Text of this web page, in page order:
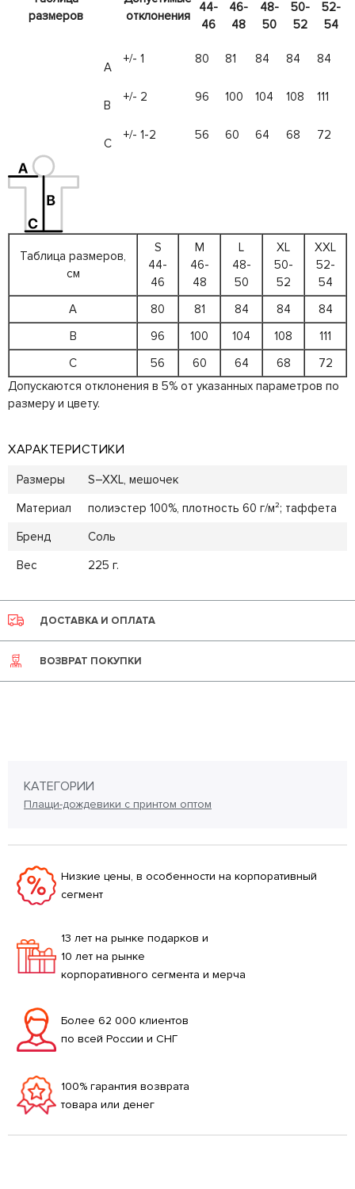
размеров
отклонения
44-
46
46-
48
48-
50
50-
52
52-
54
А
+/- 1 80 81 84 84 84
B
+/- 2 96 100 104 108 111
C
+/- 1-2 56 60 64 68 72
Таблица размеров,
см
S
44-
46
M
46-
48
L
48-
50
XL
50-
52
XXL
52-
54
A
80 81 84 84
84
B
96 100 104 108
111
C
56 60 64 68
72
Допускаются отклонения в 5% от указанных параметров по
размеру и цвету.
ХАРАКТЕРИСТИКИ
Размеры
S–XXL, мешочек
Материал
полиэстер 100%, плотность 60 г/м²; таффета
Бренд
Соль
Вес
225 г.
ДОСТАВКА И ОПЛАТА
ВОЗВРАТ ПОКУПКИ
КАТЕГОРИИ
Плащи-дождевики с принтом оптом
Низкие цены, в особенности на корпоративный
сегмент
13 лет на рынке подарков и
10 лет на рынке
корпоративного сегмента и мерча
Более 62 000 клиентов
по всей России и СНГ
100% гарантия возврата
товара или денег